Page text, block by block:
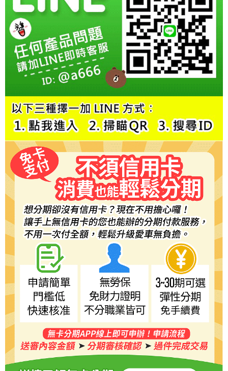
台灣樂天信用卡公司
AFTEE先享後付
相關說明
【關於「AFTEE先享後付」】
AFTEE先享後付是「在收到商品之後才付款」的支付方式。 讓您購物簡單
便利好安心！
１．簡單：不需註冊會員、不需綁卡、不需儲值。
２．便利：只要手機號碼，簡訊認證，即可結帳。
３．安心：先確認商品／服務後，再付款。
【「AFTEE先享後付」結帳流程】
１．於結帳方式選擇「AFTEE先享後付」後，將跳轉至「AFTEE先享後付」
結帳頁面，進行簡訊認證並確認金額後，即可完成結帳。
２．訂單成立數日內，您將收到繳費通知簡訊。
ATM／網路銀行／等多元方式進行付款，方視為交易完成。
※ 請注意：結帳手續完成當下不需立刻繳費，但若您需要取消訂單，請聯絡
購買商品的店家。未經商家同意取消之訂單仍視為有效，需透過AFTEE先享
後付繳納相關費用。
※ 交易是否成功請以「AFTEE先享後付 」之結帳頁面顯示為準，若有關於
是否繳費成功／繳費後需取消欲退款等相關疑問，請聯繫「AFTEE先享後付
客戶支援中心」https://netprotections.freshdesk.com/support/home
【注意事項】
１．透過由恩沛科技股份有限公司提供之「AFTEE先享後付」服務完成之交
易，需依本服務之必要範圍內提供個人資料，並將交易相關給付款項請求債
權轉讓予恩沛科技股份有限公司。
２．關於個人資料處理事宜，請瀏覽以下網址：
https://aftee.tw/terms/#terms3
３．未成年的使用者請事先徵得法定代理人或監護人之同意方可使用
「AFTEE先享後付」，若未經同意申辦者引起之損失，本公司不負相關責
任。
４．使用「AFTEE先享後付」時，將依據個別帳號之用戶狀況，依本公司即
時審查核予不同之上限額度；若仍有額度不足之情形，本公司將視審查結果
請求用戶進行身份認證。
５．嚴禁一人註冊多個帳號或使用他人資訊註冊。若發現惡意使用之情形，
恩沛科技股份有限公司將有權停止該用戶之使用額度並採取法律行動。
ATM付款
運送方式
全家取貨付款
每筆NT$60，滿NT$800(含以上)免運費
萊爾富取貨付款
每筆NT$60，滿NT$800(含以上)免運費
7-11取貨付款
每筆NT$60，滿NT$800(含以上)免運費
宅配
每筆NT$60，滿NT$800(含以上)免運費